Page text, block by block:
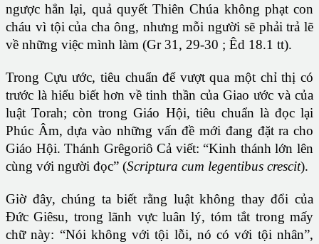
ngược hẳn lại, quả quyết Thiên Chúa không phạt con
cháu vì tội của cha ông, nhưng mỗi người sẽ phải trả lẽ
về những việc mình làm (Gr 31, 29-30 ; Êd 18.1 tt).
Trong Cựu ước, tiêu chuẩn để vượt qua một chỉ thị có
trước là hiểu biết hơn về tinh thần của Giao ước và của
luật Torah; còn trong Giáo Hội, tiêu chuẩn là đọc lại
Phúc Âm, dựa vào những vấn đề mới đang đặt ra cho
Giáo Hội. Thánh Grêgoriô Cả viết: “Kinh thánh lớn lên
cùng với người đọc” (Scriptura cum legentibus crescit).
Giờ đây, chúng ta biết rằng luật không thay đổi của
Đức Giêsu, trong lãnh vực luân lý, tóm tắt trong mấy
chữ này: “Nói không với tội lỗi, nó có với tội nhân”,